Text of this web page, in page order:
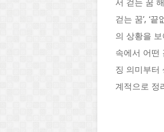
서 걷는 꿈 해
걷는 꿈’, ‘
의 상황을
속에서 어떤
징 의미부터
계적으로 정